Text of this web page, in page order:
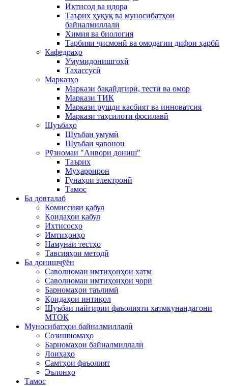
Иқтисод ва идора
Таърих ҳуқуқ ва муносибатҳои
байналмиллалӣ
Химия ва биология
Тарбияи ҷисмонӣ ва омодагии дифои ҳарбӣ
Кафедраҳо
Умумидонишгоҳӣ
Тахассусӣ
Марказҳо
Маркази бақайдгирӣ, тестӣ ва омор
Маркази ТИК
Маркази рушди касбият ва инноватсия
Маркази таҳсилоти фосилавӣ
Шуъбаҳо
Шуъбаи умумӣ
Шуъбаи ҷавонон
Рӯзномаи "Анвори дониш"
Таърих
Муҳаррирон
Гунаҳои электронӣ
Тамос
Ба довталаб
Комиссияи қабул
Қоидаҳои қабул
Ихтисосҳо
Имтиҳонҳо
Намунаи тестҳо
Тавсияҳои методӣ
Ба донишҷӯён
Саволномаи имтиҳонҳои хатм
Саволномаи имтиҳонҳои ҷорӣ
Барномаҳои таълимӣ
Қоидаҳои интиқол
Шуъбаи пайгирии фаъолияти хатмкунандагони
МТОК
Муносибатҳои байналмиллалӣ
Созишномаҳо
Барномаҳои байналмиллалӣ
Лоиҳаҳо
Самтҳои фаъолият
Эълонҳо
Тамос